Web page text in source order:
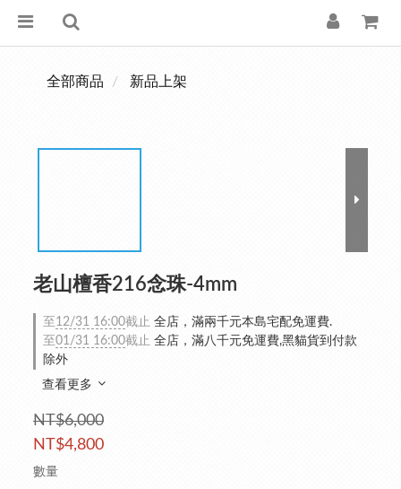
全部商品 新品上架
老山檀香216念珠-4mm
至 12/31 16:00截止 全店，滿兩千元本島宅配免運費.
至01/31 16:00截止 全店，滿八千元免運費,黑貓貨到付款
除外
查看更多
NT$6,000
NT$4,800
數量